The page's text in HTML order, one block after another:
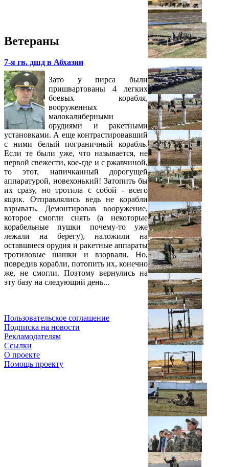
Ветераны
7-я гв. дшд в Абхазии
Зато у пирса были
пришвартованы 4 легких
боевых корабля,
вооруженных
малокалиберными
орудиями и ракетными
установками. А еще контрастировавший
с ними белый пограничный корабль.
Если те были уже, что называется, не
первой свежести, кое-где и с ржавчиной,
то этот, напичканный дорогущей
аппаратурой, новехонький! Затопить бы
их сразу, но тротила с собой - всего
ящик. Отправлялись ведь не корабли
взрывать. Демонтировав вооружение,
которое смогли снять (а некоторые
корабельные пушки почему-то уже
лежали на берегу), наложили на
оставшиеся орудия и ракетные аппараты
тротиловые шашки и взорвали. Но,
повредив корабли, потопить их, конечно
же, не смогли. Поэтому вернулись на
эту базу на следующий день...
Пользовательское соглашение
Подписка на новости
Рекламодателям
Ссылки
О проекте
Помощь проекту